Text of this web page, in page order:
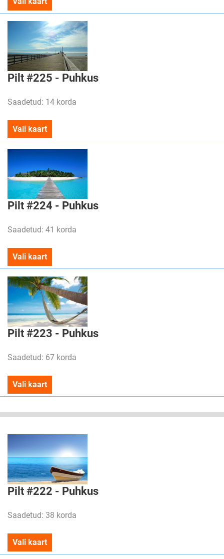
Pilt #225 - Puhkus
Saadetud: 14 korda
Vali kaart
Pilt #224 - Puhkus
Saadetud: 41 korda
Vali kaart
Pilt #223 - Puhkus
Saadetud: 67 korda
Vali kaart
Pilt #222 - Puhkus
Saadetud: 38 korda
Vali kaart